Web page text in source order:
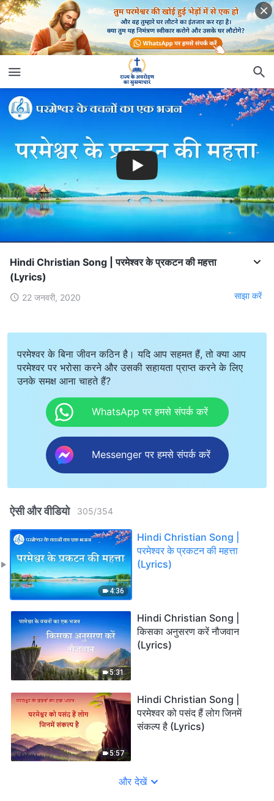
Hindi Christian Song | परमेश्वर के प्रकटन की महत्ता
(Lyrics)
22 जनवरी, 2020 साझा करें
परमेश्वर के बिना जीवन कठिन है। यदि आप सहमत हैं, तो क्या आप
परमेश्वर पर भरोसा करने और उसकी सहायता प्राप्त करने के लिए
उनके समक्ष आना चाहते हैं?
WhatsApp पर हमसे संपर्क करें
Messenger पर हमसे संपर्क करें
ऐसी और वीडियो 305/354
4:36
Hindi Christian Song |
परमेश्वर के प्रकटन की महत्ता
(Lyrics)
5:31
Hindi Christian Song |
किसका अनुसरण करें नौजवान
(Lyrics)
5:57
Hindi Christian Song |
परमेश्वर को पसंद हैं लोग जिनमें
संकल्प है (Lyrics)
और देखें